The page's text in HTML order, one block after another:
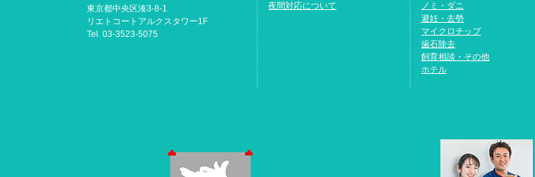
東京都中央区湊3-8-1
リエトコートアルクスタワー1F
Tel. 03-3523-5075
夜間対応について
ノミ・ダニ
避妊・去勢
マイクロチップ
歯石除去
飼育相談・その他
ホテル